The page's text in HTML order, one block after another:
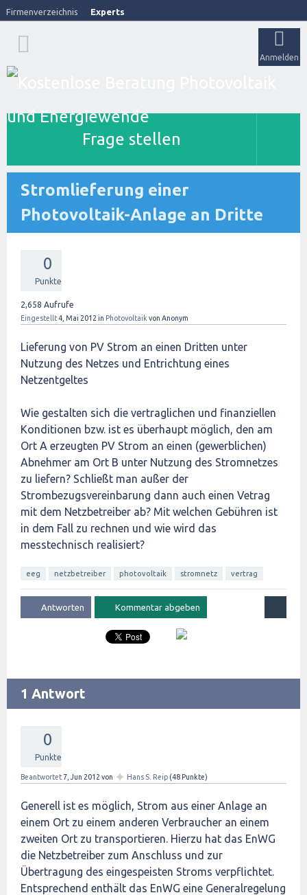
Firmenverzeichnis Experts
Anmelden
Frage stellen
Stromlieferung einer
Photovoltaik-Anlage an Dritte
0
Punkte
2,658 Aufrufe
Eingestellt4, Mai 2012 in Photovoltaik von Anonym
Lieferung von PV Strom an einen Dritten unter
Nutzung des Netzes und Entrichtung eines
Netzentgeltes
Wie gestalten sich die vertraglichen und finanziellen
Konditionen bzw. ist es überhaupt möglich, den am
Ort A erzeugten PV Strom an einen (gewerblichen)
Abnehmer am Ort B unter Nutzung des Stromnetzes
zu liefern? Schließt man außer der
Strombezugsvereinbarung dann auch einen Vetrag
mit dem Netzbetreiber ab? Mit welchen Gebühren ist
in dem Fall zu rechnen und wie wird das
messtechnisch realisiert?
eeg netzbetreiber photovoltaik stromnetz vertrag
1 Antwort
0
Punkte
Beantwortet7, Jun 2012 von ✦ Hans S. Reip (48 Punkte)
Generell ist es möglich, Strom aus einer Anlage an
einem Ort zu einem anderen Verbraucher an einem
zweiten Ort zu transportieren. Hierzu hat das EnWG
die Netzbetreiber zum Anschluss und zur
Übertragung des eingespeisten Stroms verpflichtet.
Entsprechend enthält das EnWG eine Generalregelung